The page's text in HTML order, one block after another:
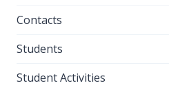
Contacts
Students
Student Activities